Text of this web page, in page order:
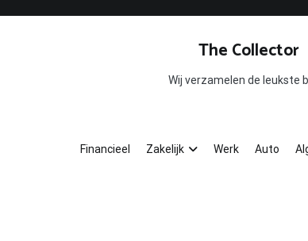
The Collector
Wij verzamelen de leukste
Financieel Zakelijk Werk Auto